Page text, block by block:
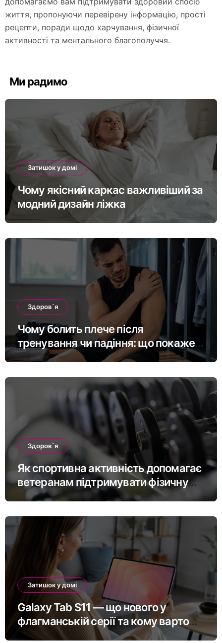
життя, пропонуючи перевірену інформацію, прості
рецепти, поради щодо харчування, фізичної
активності та ментального благополуччя.
Ми радимо
Затишок у домі
Чому якісний каркас важливіший за
модний дизайн ліжка
Здоров`я
Чому болить плече після
тренування чи падіння: що покаже
МРТ суглоба
Здоров`я
Як спортивна активність допомагає
ветеранам підтримувати фізичну
форму та якість життя
Затишок у домі
Galaxy Tab S11 — що нового у
флагманській серії та кому варто
оновитись